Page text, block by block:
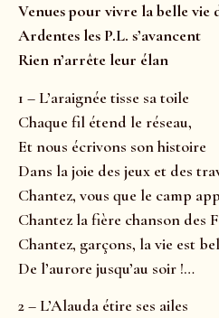
Venues pour vivre la belle vie
Ardentes les P.L. s’avancent
Rien n’arrête leur élan
1 – L’araignée tisse sa toile
Chaque fil étend le réseau,
Et nous écrivons son histoire
Dans la joie des jeux et des
Chantez, vous que le camp
Chantez la fière chanson des
Chantez, garçons, la vie est
De l’aurore jusqu’au soir !…
2 – L’Alauda étire ses ailes